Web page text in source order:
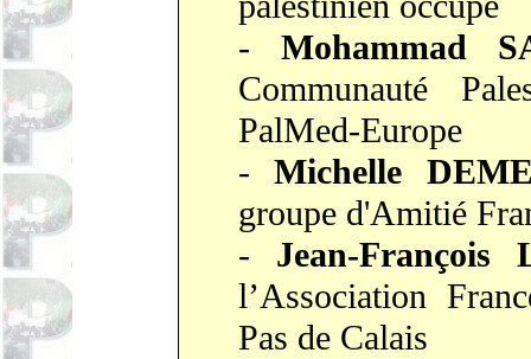
- Mohammad
Communauté
PalMed-Europe
-Michelle
groupe d'Amitié
- Jean-François
l’Association
Pas de Calais